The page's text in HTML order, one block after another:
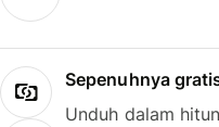
Sepenuhnya
Unduh dalam